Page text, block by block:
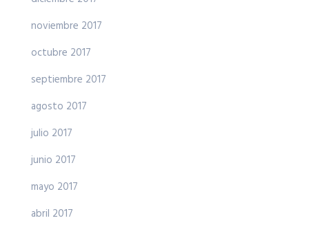
noviembre 2017
octubre 2017
septiembre 2017
agosto 2017
julio 2017
junio 2017
mayo 2017
abril 2017